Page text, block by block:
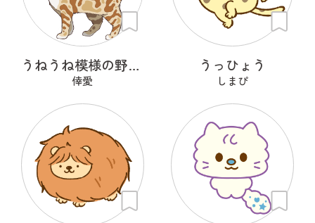
うねうね模様の野良猫
倖愛
うっひょう
しまぴ